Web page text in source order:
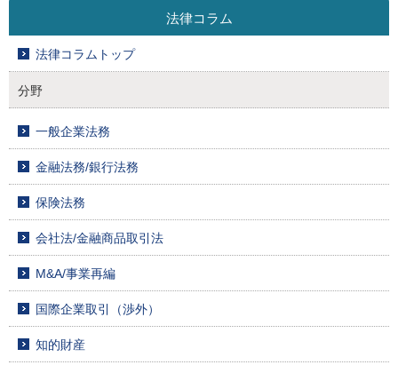
法律コラム
法律コラムトップ
分野
一般企業法務
金融法務/銀行法務
保険法務
会社法/金融商品取引法
M&A/事業再編
国際企業取引（渉外）
知的財産